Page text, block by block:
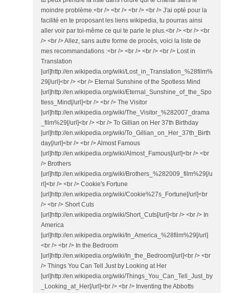
moindre problème.<br /> <br /> <br /> <br /> J'ai opté pour la
facilité en te proposant les liens wikipedia, tu pourras ainsi
aller voir par toi-même ce qui te parle le plus.<br /> <br /> <br
/> <br /> Allez, sans autre forme de procès, voici la liste de
mes recommandations :<br /> <br /> <br /> <br /> Lost in
Translation
[url]http://en.wikipedia.org/wiki/Lost_in_Translation_%28film%
29[/url]<br /> <br /> Eternal Sunshine of the Spotless Mind
[url]http://en.wikipedia.org/wiki/Eternal_Sunshine_of_the_Spo
tless_Mind[/url]<br /> <br /> The Visitor
[url]http://en.wikipedia.org/wiki/The_Visitor_%282007_drama
_film%29[/url]<br /> <br /> To Gillian on Her 37th Birthday
[url]http://en.wikipedia.org/wiki/To_Gillian_on_Her_37th_Birth
day[/url]<br /> <br /> Almost Famous
[url]http://en.wikipedia.org/wiki/Almost_Famous[/url]<br /> <br
/> Brothers
[url]http://en.wikipedia.org/wiki/Brothers_%282009_film%29[/u
rl]<br /> <br /> Cookie's Fortune
[url]http://en.wikipedia.org/wiki/Cookie%27s_Fortune[/url]<br
/> <br /> Short Cuts
[url]http://en.wikipedia.org/wiki/Short_Cuts[/url]<br /> <br /> In
America
[url]http://en.wikipedia.org/wiki/In_America_%28film%29[/url]
<br /> <br /> In the Bedroom
[url]http://en.wikipedia.org/wiki/In_the_Bedroom[/url]<br /> <br
/> Things You Can Tell Just by Looking at Her
[url]http://en.wikipedia.org/wiki/Things_You_Can_Tell_Just_by
_Looking_at_Her[/url]<br /> <br /> Inventing the Abbotts